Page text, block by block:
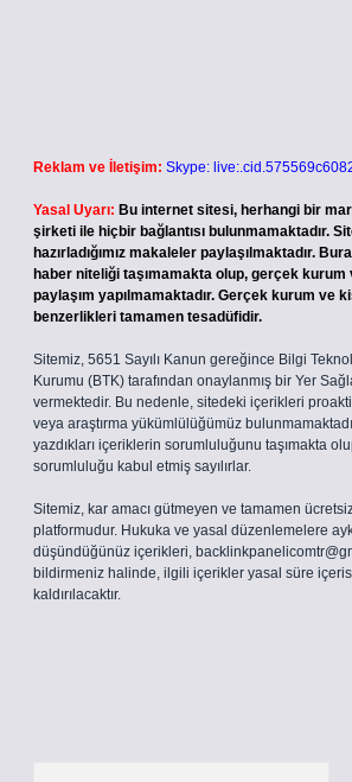
Reklam ve İletişim: Skype:
Yasal Uyarı: Bu internet sitesi, herhangi bir
şirketi ile hiçbir bağlantısı bulunmamaktadır.
hazırladığımız makaleler paylaşılmaktadır.
haber niteliği taşımamakta olup, gerçek kurum
paylaşım yapılmamaktadır. Gerçek kurum ve
benzerlikleri tamamen tesadüfidir.
Sitemiz, 5651 Sayılı Kanun gereğince Bilgi
Kurumu (BTK) tarafından onaylanmış bir Yer
vermektedir. Bu nedenle, sitedeki içerikleri
veya araştırma yükümlülüğümüz
yazdıkları içeriklerin sorumluluğunu taşımakta
sorumluluğu kabul etmiş sayılırlar.
Sitemiz, kar amacı gütmeyen ve tamamen
platformudur. Hukuka ve yasal düzenlemelere
düşündüğünüz içerikleri,
bildirmeniz halinde, ilgili içerikler yasal süre
kaldırılacaktır.